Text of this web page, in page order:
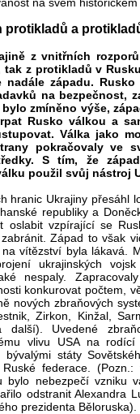
protikladů a
z vnitřních
tak z protikladů v
nadále západu.
na bezpečnost,
zmíněno výše,
Rusko válkou a
Válka jako
pokračovaly ve
S tím, že
použil svůj nástroj
hranic Ukrajiny přesáhl
republiky a
oslabit vzpírající se
Západ to však
vítězství byla lákavá.
ukrajinských
nespaly.
konkurovat počtem,
nových zbraňových
Zirkon, Kinžal,
další). Uvedené
vlivu USA na
státy
federace. (Pozn.:
bylo nebezpečí vzniku
odstranit Alexandra
prezidenta Běloruska).